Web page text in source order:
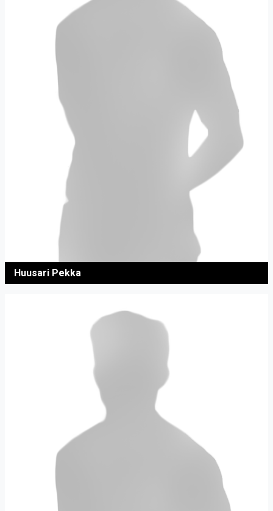
Huusari Pekka